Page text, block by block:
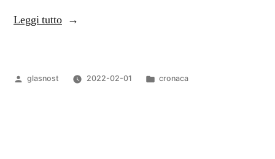
Leggi tutto“Cronaca
Pubblicato
glasnost 2022-02-01
Pubblicato
cronaca